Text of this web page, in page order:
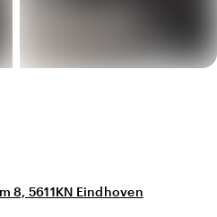
8, 5611KN Eindhoven
9,8 von 10